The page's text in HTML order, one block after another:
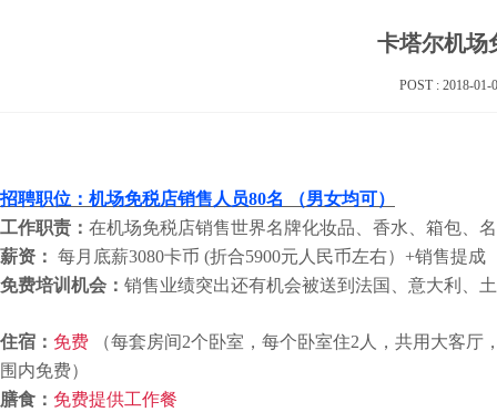
卡塔尔机场
POST : 2018-
招聘职位 ：机场免税店销售人员80名 （男女均可）
工作职责： 在机场免税店销售世界名牌化妆品、香水、箱包、
薪资： 每月底薪3080卡币 (折合5900元人民币左右） +销售提成
免费培训机会： 销售业绩突出还有机会被送到法国、意大利、
住宿： 免费 （每套房间2个卧室，每个卧室住2 人，共用大客厅
围内免费）
膳食： 免费提供工作餐